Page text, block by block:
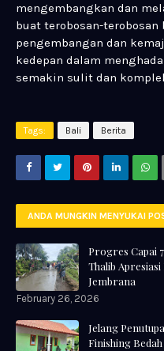
mengembangkan dan
buat terobosan-
pengembangan dan
kedepan dalam
semakin sulit dan
Tags: Bali Berita
ANDA MUNGKIN MENYUKAI
Progres Capai
Thalib
Jembrana
February 26, 2026
Jelang
Finishing